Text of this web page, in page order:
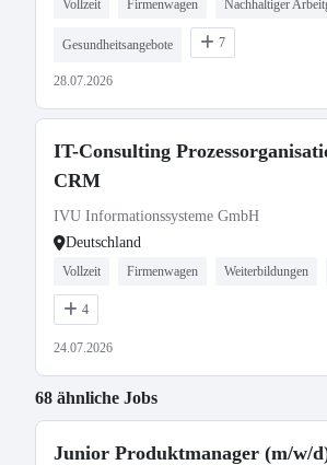
Vollzeit Firmenwagen Nachhaltiger
Gesundheitsangebote 7
28.07.2026
IT-Consulting
CRM
IVU Informationssysteme GmbH
Deutschland
Vollzeit Firmenwagen Weiterbildungen
4
24.07.2026
68 ähnliche Jobs
Junior Produktmanager (m/w/